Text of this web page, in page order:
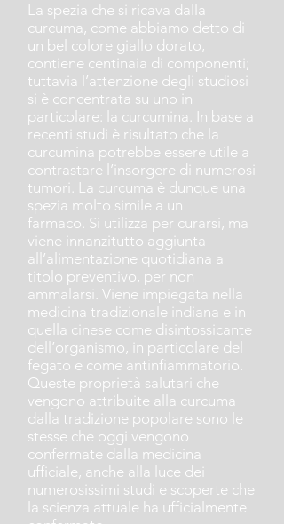
La spezia che si ricava dalla
curcuma, come abbiamo detto di
un bel colore giallo dorato,
contiene centinaia di componenti;
tuttavia l’attenzione degli studiosi
si è concentrata su uno in
particolare: la curcumina. In base a
recenti studi è risultato che la
curcumina potrebbe essere utile a
contrastare l’insorgere di numerosi
tumori. La curcuma è dunque una
spezia molto simile a un
farmaco. Si utilizza per curarsi, ma
viene innanzitutto aggiunta
all’alimentazione quotidiana a
titolo preventivo, per non
ammalarsi. Viene impiegata nella
medicina tradizionale indiana e in
quella cinese come disintossicante
dell’organismo, in particolare del
fegato e come antinfiammatorio.
Queste proprietà salutari che
vengono attribuite alla curcuma
dalla tradizione popolare sono le
stesse che oggi vengono
confermate dalla medicina
ufficiale, anche alla luce dei
numerosissimi studi e scoperte che
la scienza attuale ha ufficialmente